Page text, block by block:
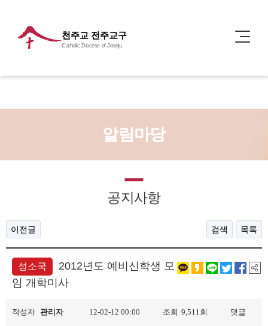
천주교 전주교구
Catholic Diocese of Jeonju
알림마당
공지사항
이전글 검색 목록
성소국
2012년도 예비신학생 모
임 개학미사
작성자 관리자 12-02-12 00:00 조회 9,511회 댓글